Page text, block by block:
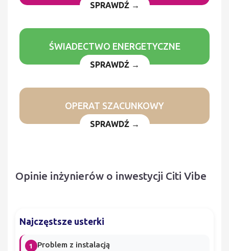
SPRAWDŹ →
ŚWIADECTWO ENERGETYCZNE
SPRAWDŹ →
OPERAT SZACUNKOWY
SPRAWDŹ →
Opinie inżynierów o inwestycji Citi Vibe
Najczęstsze usterki
1 Problem z instalacją